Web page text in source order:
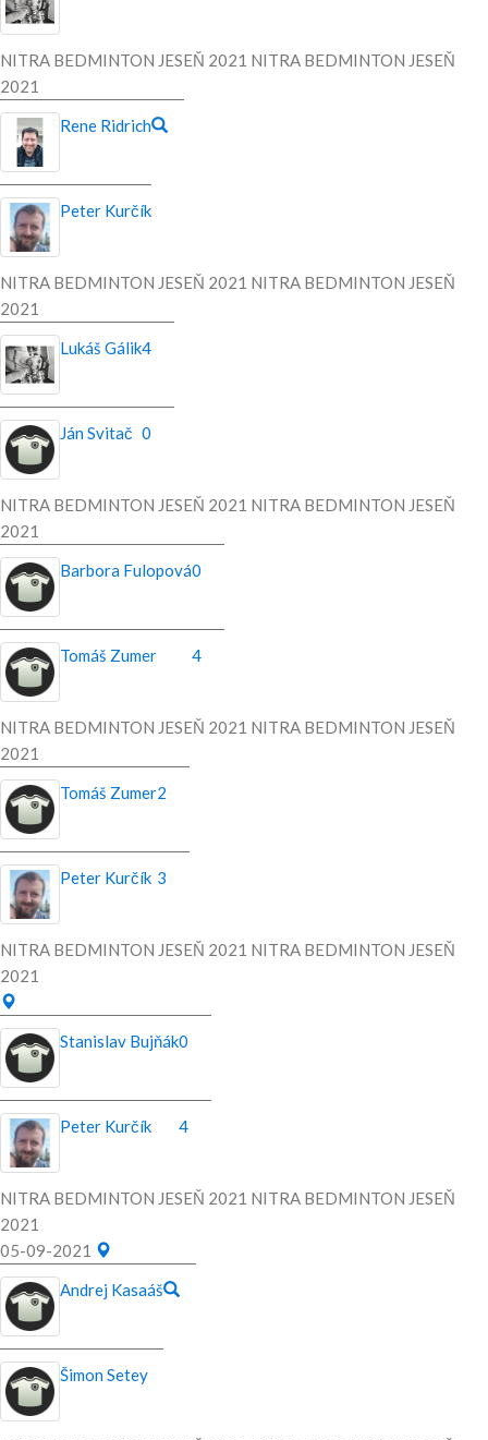
NITRA BEDMINTON JESEŇ 2021 NITRA BEDMINTON JESEŇ
2021
Rene Ridrich
Peter Kurčík
NITRA BEDMINTON JESEŇ 2021 NITRA BEDMINTON JESEŇ
2021
Lukáš Gálik4
Ján Svitač 0
NITRA BEDMINTON JESEŇ 2021 NITRA BEDMINTON JESEŇ
2021
Barbora Fulopová0
Tomáš Zumer 4
NITRA BEDMINTON JESEŇ 2021 NITRA BEDMINTON JESEŇ
2021
Tomáš Zumer2
Peter Kurčík 3
NITRA BEDMINTON JESEŇ 2021 NITRA BEDMINTON JESEŇ
2021
Stanislav Bujňák0
Peter Kurčík 4
NITRA BEDMINTON JESEŇ 2021 NITRA BEDMINTON JESEŇ
2021
05-09-2021
Andrej Kasaáš
Šimon Setey